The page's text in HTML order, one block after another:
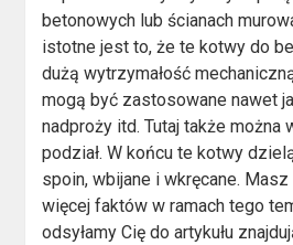
betonowych lub ścianach
istotne jest to, że te kotwy do
dużą wytrzymałość
mogą być zastosowane nawet
nadproży itd. Tutaj także można
podział. W końcu te kotwy
spoin, wbijane i wkręcane.
więcej faktów w ramach tego
odsyłamy Cię do artykułu